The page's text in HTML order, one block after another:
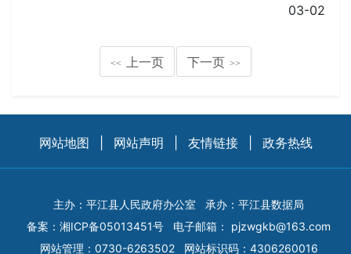
03-02
<< 上一页 下一页 >>
网站地图 网站声明 友情链接 政务热线
主办：平江县人民政府办公室
承办：平江县数据局
备案： 湘ICP备05013451号 电子邮箱： pjzwgkb@163.com
网站管理：0730-6263502
网站标识码：4306260016